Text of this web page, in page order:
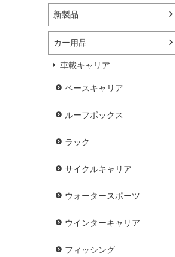
新製品
カー用品
車載キャリア
ベースキャリア
ルーフボックス
ラック
サイクルキャリア
ウォータースポーツ
ウインターキャリア
フィッシング